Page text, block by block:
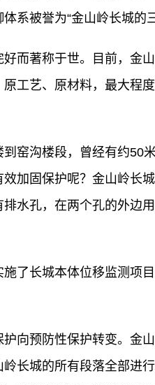
系被誉为“金山岭长城的
而著称于世。目前，金
工艺、原材料，最大程
窑沟楼段，曾经有约50
加固保护呢？金山岭长
水孔，在两个孔的外边
施了长城本体位移监测项
向预防性保护转变。金
长城的所有段落全部进